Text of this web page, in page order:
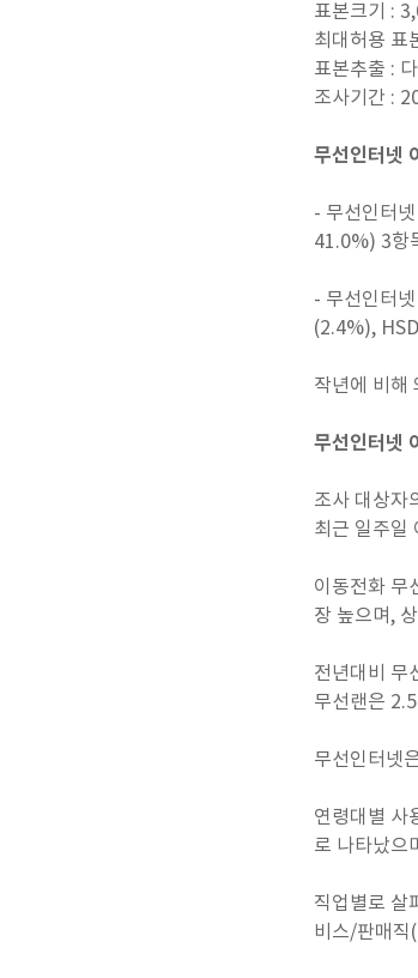
표본크기 :
최대허용 표
표본추출 :
조사기간 :
무선인터넷
- 무선인터
41.0%) 3항
- 무선인터
(2.4%),
작년에 비해
무선인터넷
조사 대상자
최근 일주일
이동전화 무
장 높으며,
전년대비 무
무선랜은
무선인터넷
연령대별 사
로 나타났으
직업별로 살
비스/판매직